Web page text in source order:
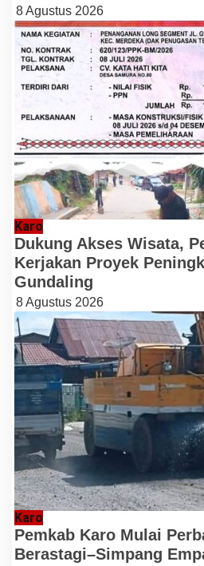
8 Agustus 2026
Karo
Dukung Akses Wisata,
Kerjakan Proyek
Gundaling
8 Agustus 2026
Karo
Pemkab Karo Mulai
Berastagi–Simpang